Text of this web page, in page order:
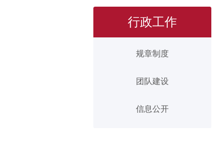
行政工作
规章制度
团队建设
信息公开